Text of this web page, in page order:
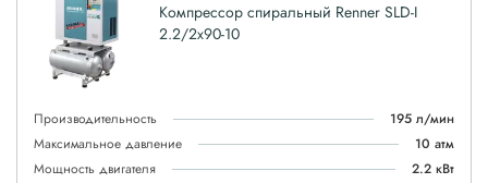
Компрессор спиральный Renner SLD-I
2.2/2x90-10
Производительность
195 л/мин
Максимальное давление
10 атм
Мощность двигателя
2.2 кВт